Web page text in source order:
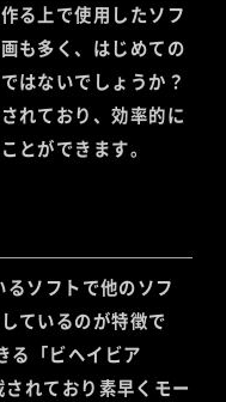
る上で使用したソフ
も多く、はじめての
はないでしょうか？
れており、効率的に
とができます。
ソフトで他のソフ
ているのが特徴で
「ビヘイビア
れており素早くモー